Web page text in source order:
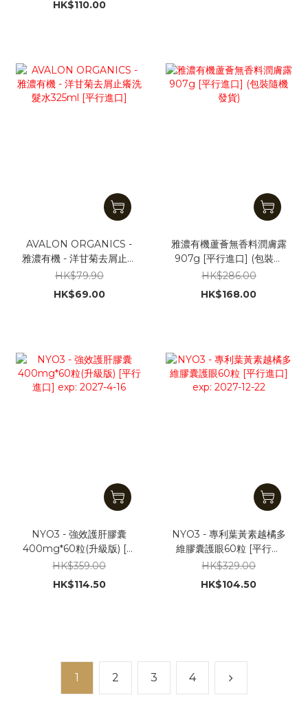
HK$110.00
AVALON ORGANICS -
雅濃有機 - 洋甘菊去屑止癢
洗髮水325ml [平行進口]
HK$79.90
HK$69.00
雅濃有機蘆薈無香料潤膚露
907g [平行進口] (包裝隨
機發貨)
HK$286.00
HK$168.00
NYO3 - 強效護肝膠囊
400mg*60粒(升級版) [平
行進口] exp: 2027-4-16
HK$359.00
HK$114.50
NYO3 - 專利葉黃素越橘多
維膠囊護眼60粒 [平行進
口] exp: 2027-12-22
HK$329.00
HK$104.50
1 2 3 4